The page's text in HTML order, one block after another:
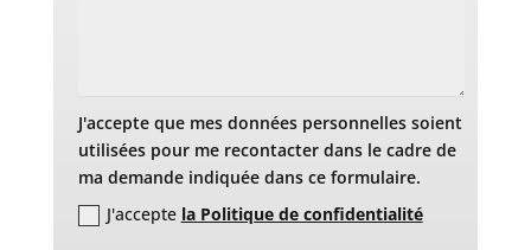
J'accepte que mes données personnelles soient
utilisées pour me recontacter dans le cadre de
ma demande indiquée dans ce formulaire.
J'accepte la Politique de confidentialité